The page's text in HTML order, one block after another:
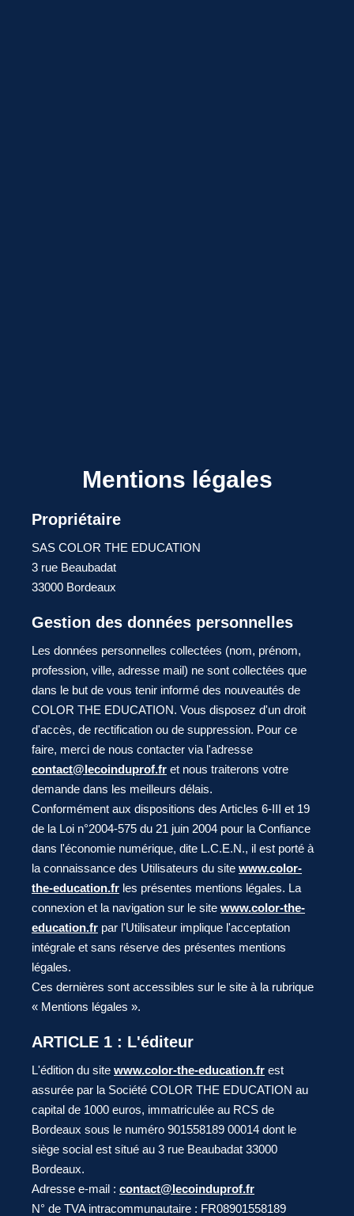
Mentions légales
Propriétaire
SAS COLOR THE EDUCATION
3 rue Beaubadat
33000 Bordeaux
Gestion des données personnelles
Les données personnelles collectées (nom, prénom,
profession, ville, adresse mail) ne sont collectées que
dans le but de vous tenir informé des nouveautés de
COLOR THE EDUCATION. Vous disposez d'un droit
d'accès, de rectification ou de suppression. Pour ce
faire, merci de nous contacter via l'adresse
contact@lecoinduprof.fr et nous traiterons votre
demande dans les meilleurs délais.
Conformément aux dispositions des Articles 6-III et 19
de la Loi n°2004-575 du 21 juin 2004 pour la Confiance
dans l'économie numérique, dite L.C.E.N., il est porté à
la connaissance des Utilisateurs du site www.color-
the-education.fr les présentes mentions légales. La
connexion et la navigation sur le site www.color-the-
education.fr par l'Utilisateur implique l'acceptation
intégrale et sans réserve des présentes mentions
légales.
Ces dernières sont accessibles sur le site à la rubrique
« Mentions légales ».
ARTICLE 1 : L'éditeur
L'édition du site www.color-the-education.fr est
assurée par la Société COLOR THE EDUCATION au
capital de 1000 euros, immatriculée au RCS de
Bordeaux sous le numéro 901558189 00014 dont le
siège social est situé au 3 rue Beaubadat 33000
Bordeaux.
Adresse e-mail : contact@lecoinduprof.fr
N° de TVA intracommunautaire : FR08901558189